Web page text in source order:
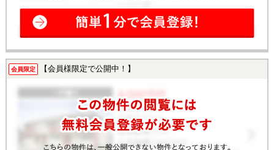
会員限定 【会員様限定で公開中！】